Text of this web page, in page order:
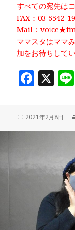
すべての宛先は
FAX：03-5542-
Mail：
ママスタはママ
加をお待ちしてい
F
c
e
o
o
X
e
投
2021年2月8日